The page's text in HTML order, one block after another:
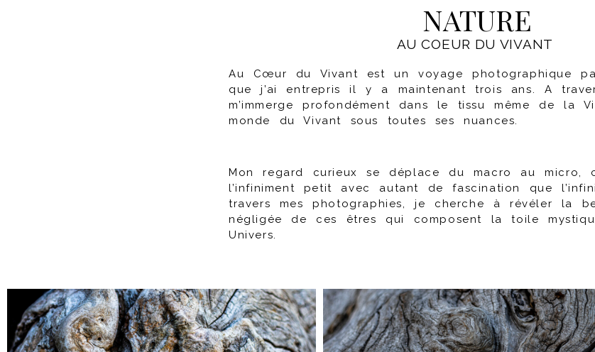
NATURE
AU COEUR DU VIVANT
Au Cœur du Vivant est un voyage photographique
que j’ai entrepris il y a maintenant trois ans. A
m’immerge profondément dans le tissu même de la
monde du Vivant sous toutes ses nuances.
Mon regard curieux se déplace du macro au micro,
l’infiniment petit avec autant de fascination que
travers mes photographies, je cherche à révéler la
négligée de ces êtres qui composent la toile
Univers.